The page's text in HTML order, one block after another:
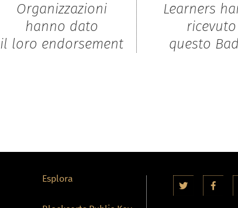
Organizzazioni
hanno dato
il loro endorsement
Learners
ricevuto
questo
Esplora